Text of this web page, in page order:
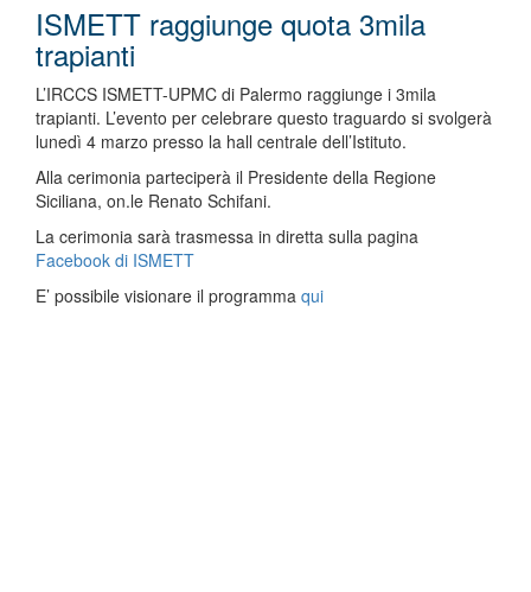
ISMETT raggiunge quota 3mila
trapianti
L’IRCCS ISMETT-UPMC di Palermo raggiunge i 3mila
trapianti. L’evento per celebrare questo traguardo si svolgerà
lunedì 4 marzo presso la hall centrale dell’Istituto.
Alla cerimonia parteciperà il Presidente della Regione
Siciliana, on.le Renato Schifani.
La cerimonia sarà trasmessa in diretta sulla pagina
Facebook di ISMETT
E’ possibile visionare il programma qui